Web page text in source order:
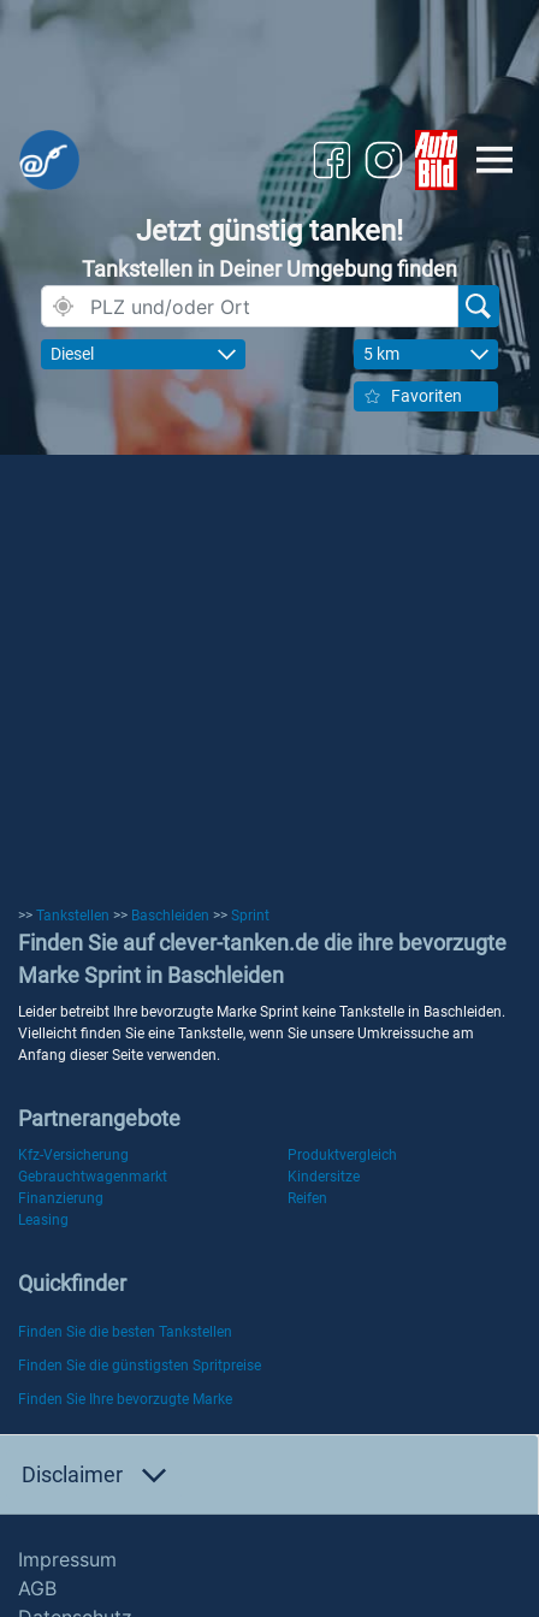
Jetzt günstig tanken!
Tankstellen in Deiner Umgebung finden
Diesel 5 km
Favoriten
>> Tankstellen >> Baschleiden >> Sprint
Finden Sie auf clever-tanken.de die ihre bevorzugte
Marke Sprint in Baschleiden
Leider betreibt Ihre bevorzugte Marke Sprint keine Tankstelle in Baschleiden.
Vielleicht finden Sie eine Tankstelle, wenn Sie unsere Umkreissuche am
Anfang dieser Seite verwenden.
Partnerangebote
Kfz-Versicherung
Produktvergleich
Gebrauchtwagenmarkt
Kindersitze
Finanzierung
Reifen
Leasing
Quickfinder
Finden Sie die besten Tankstellen
Finden Sie die günstigsten Spritpreise
Finden Sie Ihre bevorzugte Marke
Disclaimer
Impressum
AGB